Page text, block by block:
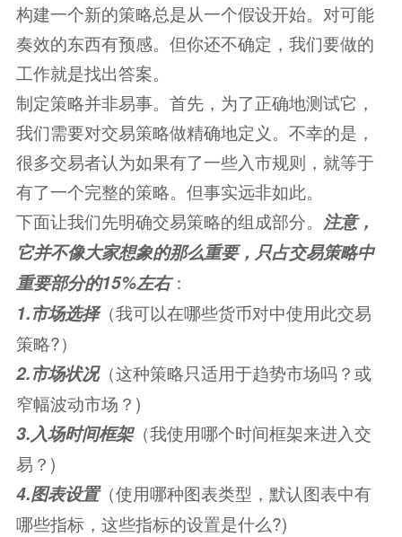
构建一个新的策略总是从一个假设开始。对可能
奏效的东西有预感。但你还不确定，我们要做的
工作就是找出答案。
制定策略并非易事。首先，为了正确地测试它，
我们需要对交易策略做精确地定义。不幸的是，
很多交易者认为如果有了一些入市规则，就等于
有了一个完整的策略。但事实远非如此。
下面让我们先明确交易策略的组成部分。 注意，
它并不像大家想象的那么重要，只占交易策略中
重要部分的15%左右：
1.市场选择（我可以在哪些货币对中使用此交易
策略?）
2.市场状况（这种策略只适用于趋势市场吗？或
窄幅波动市场？)
3.入场时间框架（我使用哪个时间框架来进入交
易？)
4.图表设置（使用哪种图表类型，默认图表中有
哪些指标，这些指标的设置是什么?)